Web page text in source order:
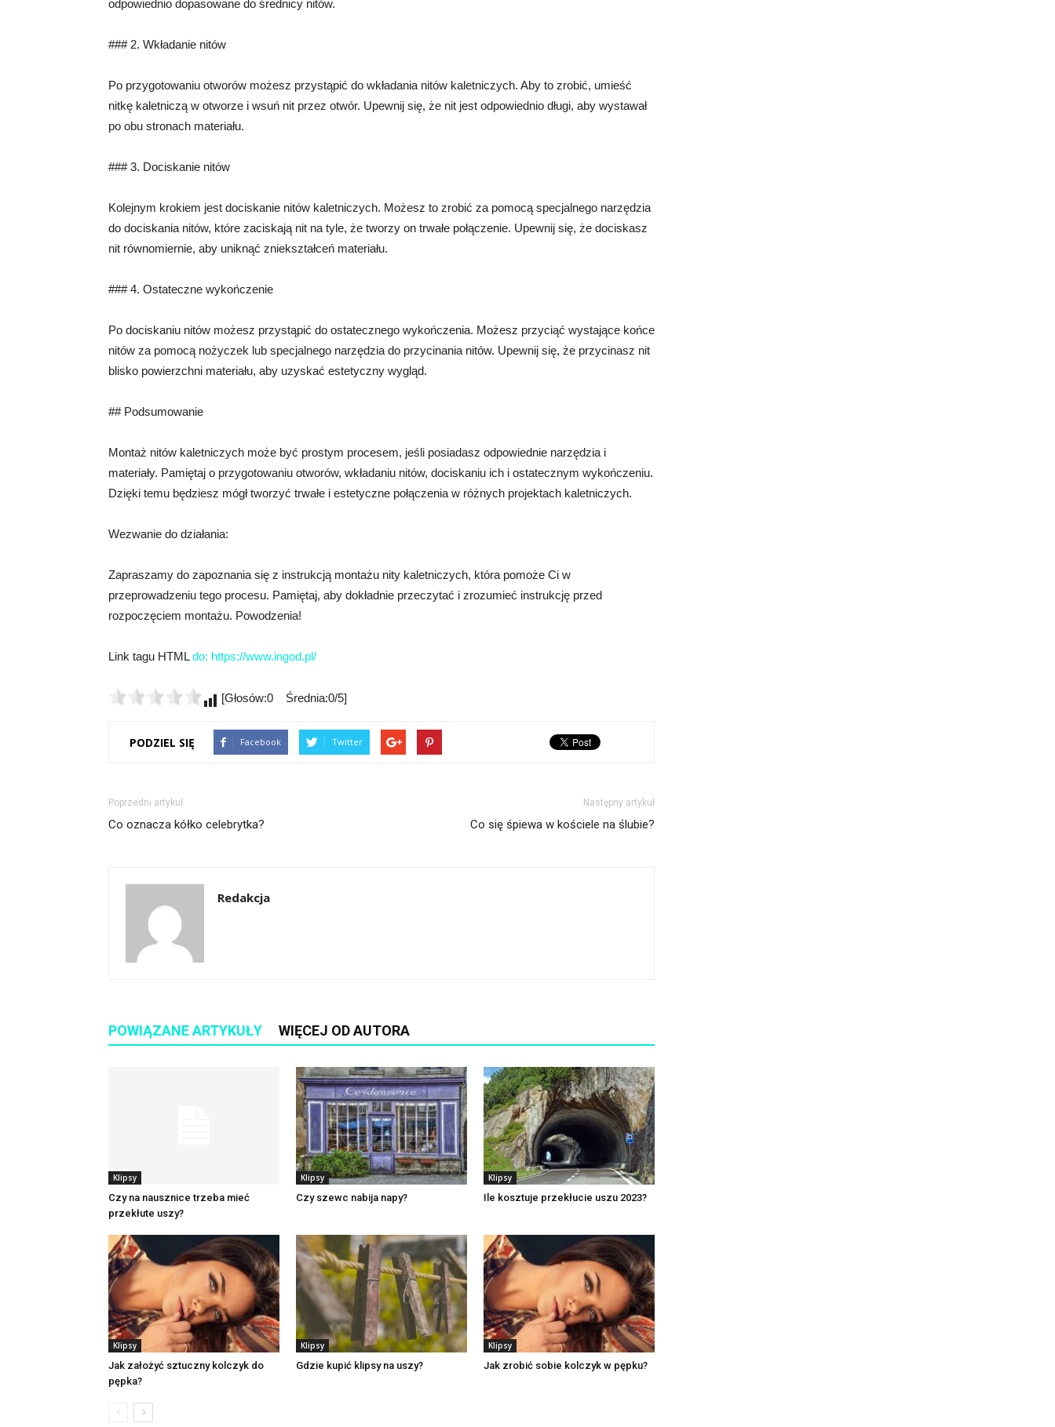
odpowiednio dopasowane do średnicy nitów.
### 2. Wkładanie nitów
Po przygotowaniu otworów możesz przystąpić do wkładania nitów kaletniczych. Aby to zrobić, umieść
nitkę kaletniczą w otworze i wsuń nit przez otwór. Upewnij się, że nit jest odpowiednio długi, aby wystawał
po obu stronach materiału.
### 3. Dociskanie nitów
Kolejnym krokiem jest dociskanie nitów kaletniczych. Możesz to zrobić za pomocą specjalnego narzędzia
do dociskania nitów, które zaciskają nit na tyle, że tworzy on trwałe połączenie. Upewnij się, że dociskasz
nit równomiernie, aby uniknąć zniekształceń materiału.
### 4. Ostateczne wykończenie
Po dociskaniu nitów możesz przystąpić do ostatecznego wykończenia. Możesz przyciąć wystające końce
nitów za pomocą nożyczek lub specjalnego narzędzia do przycinania nitów. Upewnij się, że przycinasz nit
blisko powierzchni materiału, aby uzyskać estetyczny wygląd.
## Podsumowanie
Montaż nitów kaletniczych może być prostym procesem, jeśli posiadasz odpowiednie narzędzia i
materiały. Pamiętaj o przygotowaniu otworów, wkładaniu nitów, dociskaniu ich i ostatecznym wykończeniu.
Dzięki temu będziesz mógł tworzyć trwałe i estetyczne połączenia w różnych projektach kaletniczych.
Wezwanie do działania:
Zapraszamy do zapoznania się z instrukcją montażu nity kaletniczych, która pomoże Ci w
przeprowadzeniu tego procesu. Pamiętaj, aby dokładnie przeczytać i zrozumieć instrukcję przed
rozpoczęciem montażu. Powodzenia!
Link tagu HTMLdo: https://www.ingod.pl/
[Głosów:0 Średnia:0/5]
PODZIEL SIĘ Facebook Twitter
Poprzedni artykuł
Co oznacza kółko celebrytka?
Następny artykuł
Co się śpiewa w kościele na ślubie?
Redakcja
POWIĄZANE ARTYKUŁY WIĘCEJ OD AUTORA
Klipsy
Czy na nausznice trzeba mieć
przekłute uszy?
Klipsy
Czy szewc nabija napy?
Klipsy
Ile kosztuje przekłucie uszu 2023?
Klipsy
Jak założyć sztuczny kolczyk do
pępka?
Klipsy
Gdzie kupić klipsy na uszy?
Klipsy
Jak zrobić sobie kolczyk w pępku?